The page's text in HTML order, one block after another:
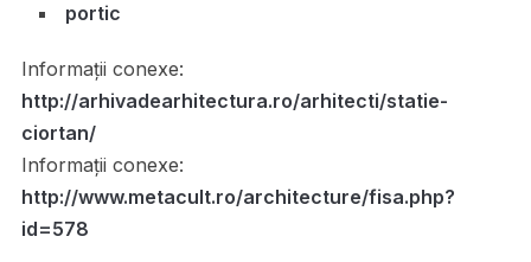
portic
Informații conexe:
http://arhivadearhitectura.ro/arhitecti/statie-
ciortan/
Informații conexe:
http://www.metacult.ro/architecture/fisa.php?
id=578